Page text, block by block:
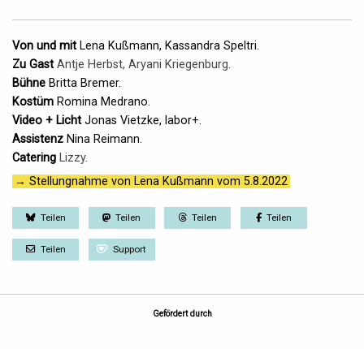
Von und mit Lena Kußmann, Kassandra Speltri.
Zu Gast Antje Herbst, Aryani Kriegenburg.
Bühne Britta Bremer.
Kostüm Romina Medrano.
Video + Licht Jonas Vietzke, labor+.
Assistenz Nina Reimann.
Catering Lizzy.
→ Stellungnahme von Lena Kußmann vom 5.8.2022
Teilen Teilen Teilen Teilen
Teilen Support
Gefördert durch